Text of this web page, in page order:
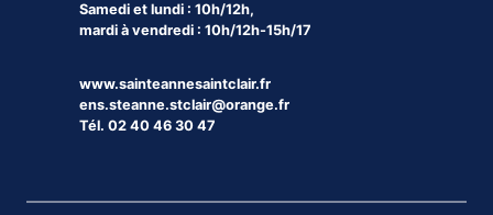
Samedi et lundi : 10h/12h,
mardi à vendredi : 10h/12h-15h/17
www.sainteannesaintclair.fr
ens.steanne.stclair@orange.fr
Tél. 02 40 46 30 47